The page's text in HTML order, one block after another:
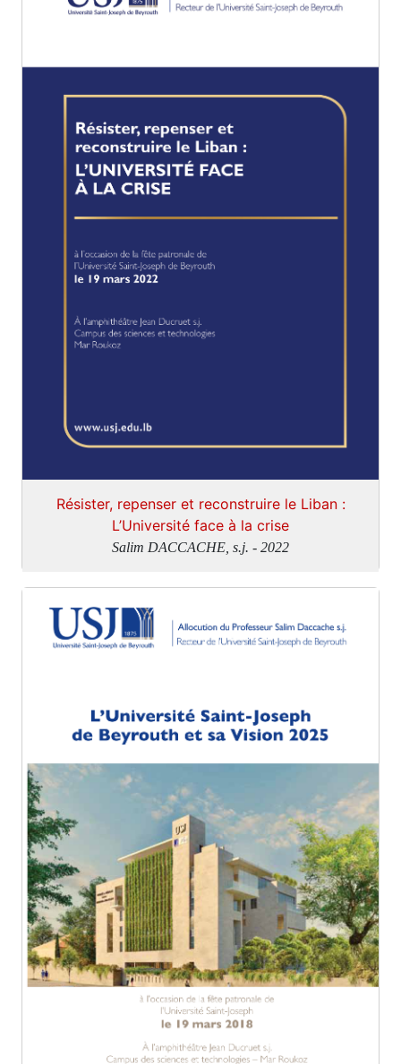
Résister, repenser et reconstruire le Liban :
L’Université face à la crise
Salim DACCACHE, s.j. - 2022